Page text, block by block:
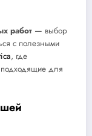
работ — выбор
с полезными
, где
для